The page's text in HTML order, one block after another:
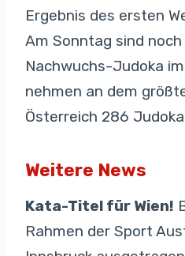
Ergebnis des ersten
Am Sonntag sind
Nachwuchs-Judoka
nehmen an dem
Österreich 286
Weitere News
Kata-Titel für Wien!
Rahmen der Sport